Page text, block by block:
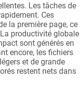
Les tâches de
Ces
la première page, ce
productivité globale
sont générés en
encore, les fichiers
et de grande
restent nets dans